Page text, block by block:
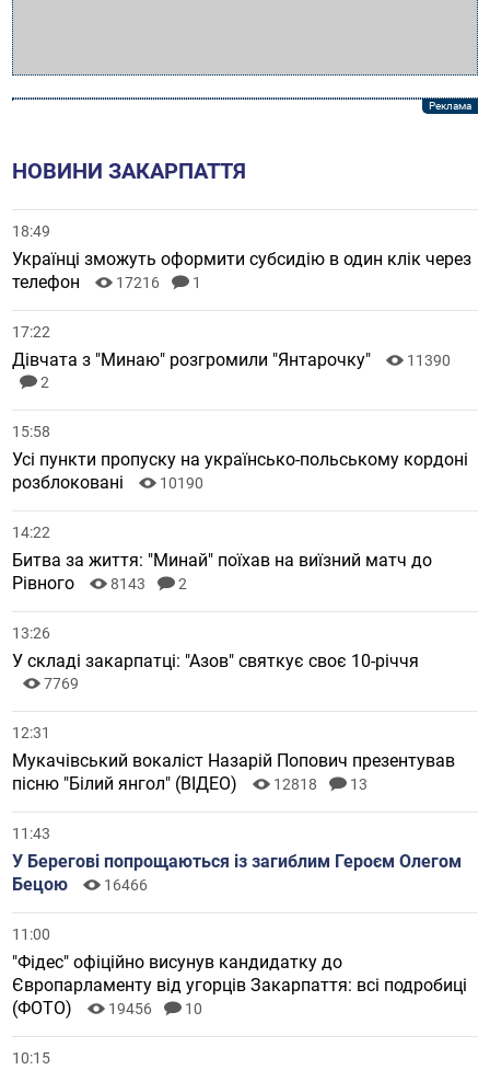
НОВИНИ ЗАКАРПАТТЯ
18:49
Українці зможуть оформити субсидію в один клік через
телефон
17216 1
17:22
Дівчата з "Минаю" розгромили "Янтарочку"
11390
2
15:58
Усі пункти пропуску на українсько-польському кордоні
розблоковані
10190
14:22
Битва за життя: "Минай" поїхав на виїзний матч до
Рівного
8143 2
13:26
У складі закарпатці: "Азов" святкує своє 10-річчя
7769
12:31
Мукачівський вокаліст Назарій Попович презентував
пісню "Білий янгол" (ВІДЕО)
12818 13
11:43
У Берегові попрощаються із загиблим Героєм Олегом
Бецою
16466
11:00
"Фідес" офіційно висунув кандидатку до
Європарламенту від угорців Закарпаття: всі подробиці
(ФОТО)
19456 10
10:15